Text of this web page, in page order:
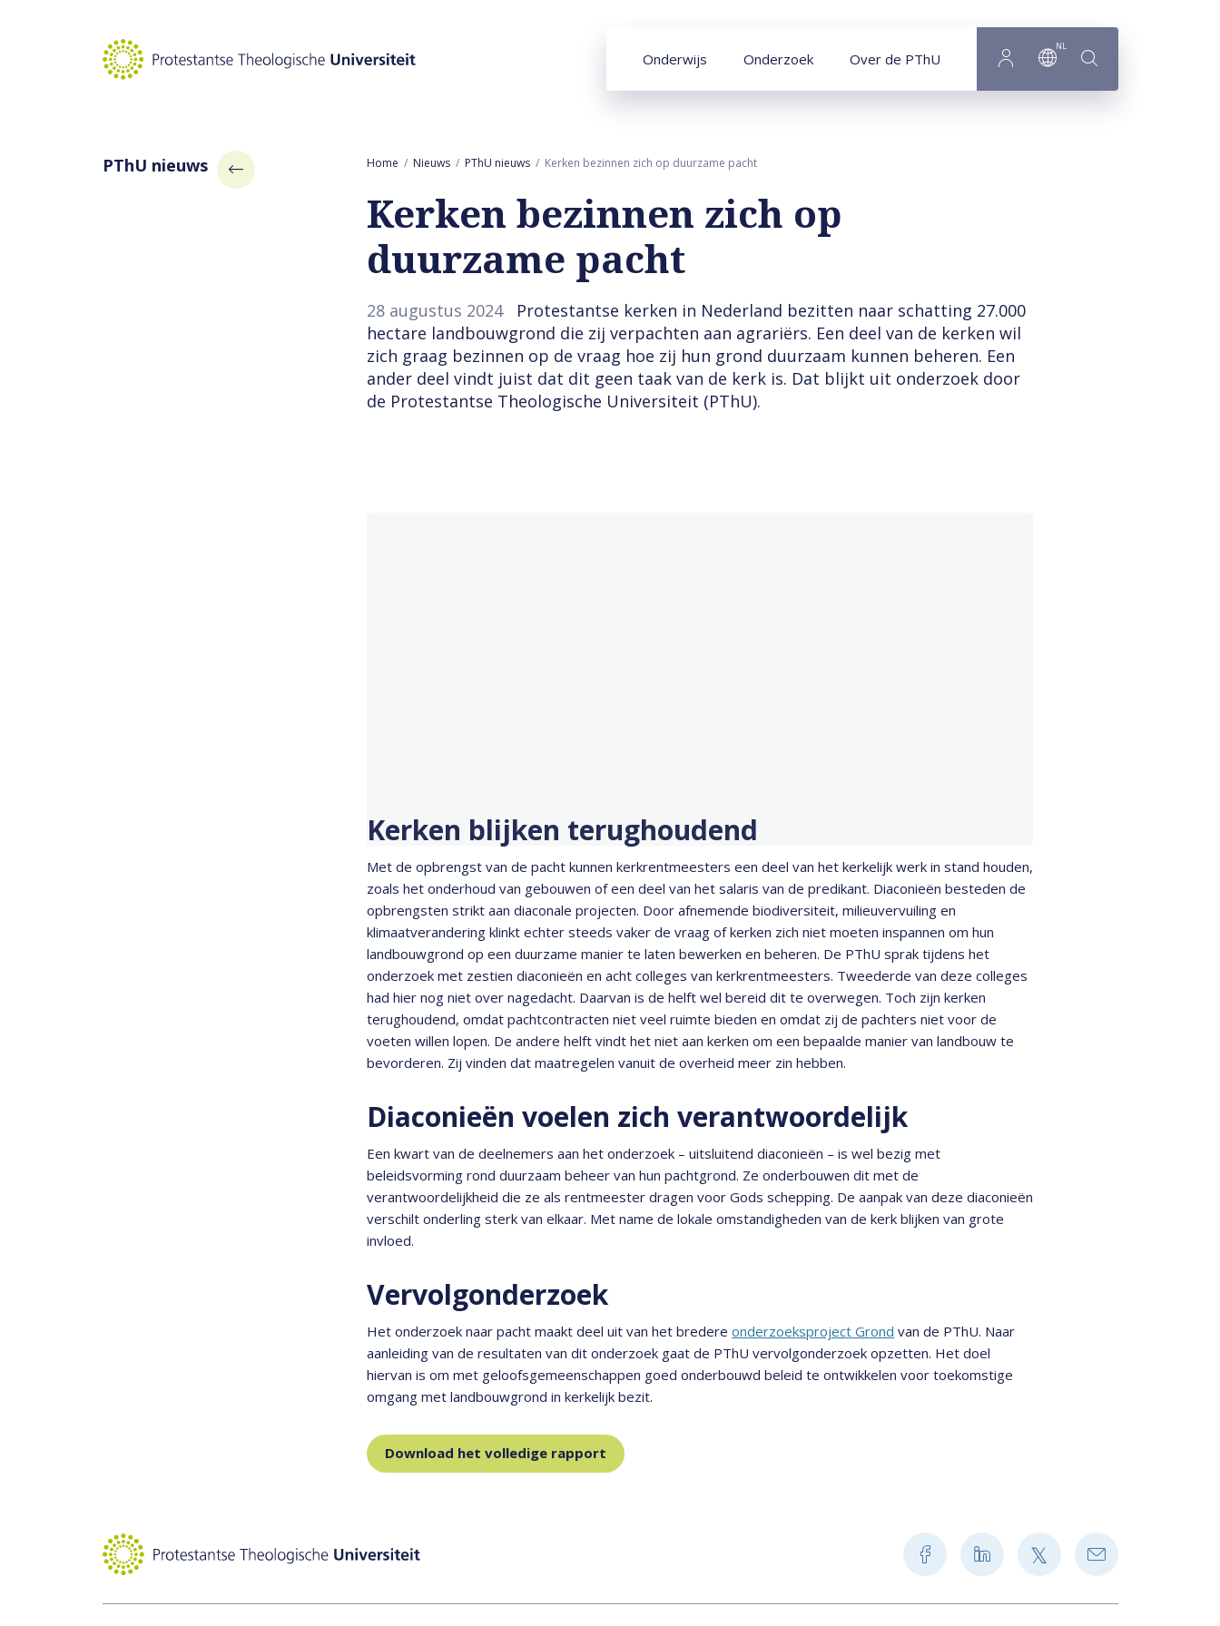
Onderwijs Onderzoek Over de PThU
NL
PThU nieuws Home Nieuws PThU nieuws Kerken bezinnen zich op duurzame pacht
Kerken bezinnen zich op
duurzame pacht
28 augustus 2024
Protestantse kerken in Nederland bezitten naar schatting 27.000
hectare landbouwgrond die zij verpachten aan agrariërs. Een deel van de kerken wil
zich graag bezinnen op de vraag hoe zij hun grond duurzaam kunnen beheren. Een
ander deel vindt juist dat dit geen taak van de kerk is. Dat blijkt uit onderzoek door
de Protestantse Theologische Universiteit (PThU).
Kerken blijken terughoudend
Met de opbrengst van de pacht kunnen kerkrentmeesters een deel van het kerkelijk werk in stand houden,
zoals het onderhoud van gebouwen of een deel van het salaris van de predikant. Diaconieën besteden de
opbrengsten strikt aan diaconale projecten. Door afnemende biodiversiteit, milieuvervuiling en
klimaatverandering klinkt echter steeds vaker de vraag of kerken zich niet moeten inspannen om hun
landbouwgrond op een duurzame manier te laten bewerken en beheren. De PThU sprak tijdens het
onderzoek met zestien diaconieën en acht colleges van kerkrentmeesters. Tweederde van deze colleges
had hier nog niet over nagedacht. Daarvan is de helft wel bereid dit te overwegen. Toch zijn kerken
terughoudend, omdat pachtcontracten niet veel ruimte bieden en omdat zij de pachters niet voor de
voeten willen lopen. De andere helft vindt het niet aan kerken om een bepaalde manier van landbouw te
bevorderen. Zij vinden dat maatregelen vanuit de overheid meer zin hebben.
Diaconieën voelen zich verantwoordelijk
Een kwart van de deelnemers aan het onderzoek – uitsluitend diaconieën – is wel bezig met
beleidsvorming rond duurzaam beheer van hun pachtgrond. Ze onderbouwen dit met de
verantwoordelijkheid die ze als rentmeester dragen voor Gods schepping. De aanpak van deze diaconieën
verschilt onderling sterk van elkaar. Met name de lokale omstandigheden van de kerk blijken van grote
invloed.
Vervolgonderzoek
Het onderzoek naar pacht maakt deel uit van het bredereonderzoeksproject Grond van de PThU. Naar
aanleiding van de resultaten van dit onderzoek gaat de PThU vervolgonderzoek opzetten. Het doel
hiervan is om met geloofsgemeenschappen goed onderbouwd beleid te ontwikkelen voor toekomstige
omgang met landbouwgrond in kerkelijk bezit.
Download het volledige rapport